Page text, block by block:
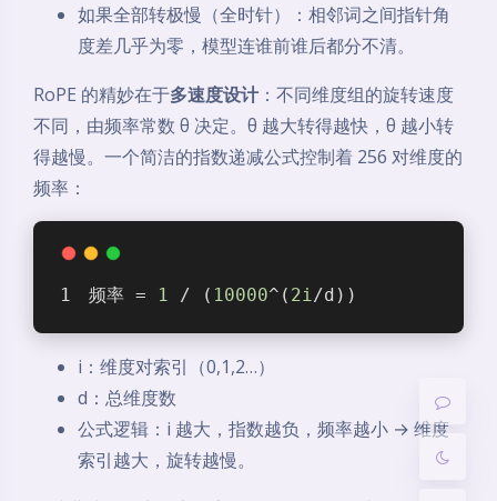
夜间模式
Sans Serif
关闭 日落 暗化 灰度
如果全部转极慢（全时针）：相邻词之间指针角
度差几乎为零，模型连谁前谁后都分不清。
RoPE 的精妙在于多速度设计：不同维度组的旋转速度
不同，由频率常数 θ 决定。θ 越大转得越快，θ 越小转
得越慢。一个简洁的指数递减公式控制着 256 对维度的
频率：
频率 = 1 / ( 10000^( 2i/d))
i：维度对索引（0,1,2…）
d：总维度数
公式逻辑：i 越大，指数越负，频率越小 → 维度
索引越大，旋转越慢。